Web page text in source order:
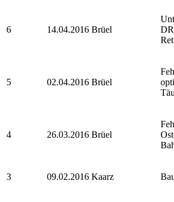
6 14.04.2016 Brüel
5 02.04.2016 Brüel
4 26.03.2016 Brüel
3 09.02.2016 Kaarz